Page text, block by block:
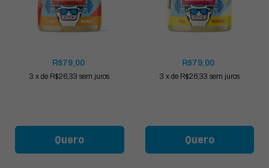
R$79,00
3 xde R$26,33 sem juros
Quero
R$79,00
3 x de R$26,33 sem juros
Quero